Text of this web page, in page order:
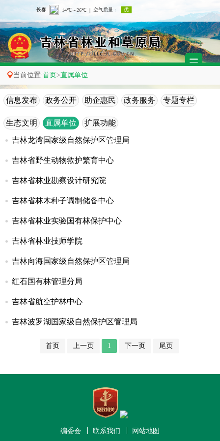
当前位置:首页>直属单位
信息发布 政务公开 助企惠民 政务服务 专题专栏
生态文明 直属单位 扩展功能
吉林龙湾国家级自然保护区管理局
吉林省野生动物救护繁育中心
吉林省林业勘察设计研究院
吉林省林木种子调制储备中心
吉林省林业实验国有林保护中心
吉林省林业技师学院
吉林向海国家级自然保护区管理局
红石国有林管理分局
吉林省航空护林中心
吉林波罗湖国家级自然保护区管理局
首页 上一页 1 下一页 尾页
编委会 联系我们 网站地图